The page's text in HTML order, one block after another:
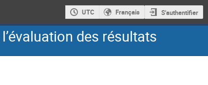
UTC Français S'authentifier
des résultats